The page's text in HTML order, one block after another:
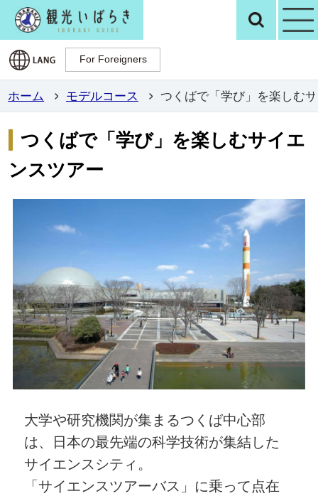
観光いばらき検
For Foreigners
For Foreigners
ホーム モデルコース つくばで「学び」を楽しむ
つくばで「学び」を楽しむサイエ
ンスツアー
大学や研究機関が集まるつくば中心部
は、日本の最先端の科学技術が集結した
サイエンスシティ。
「サイエンスツアーバス」に乗って点在